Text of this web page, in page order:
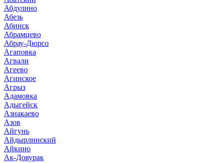
Абдулино
Абезь
Абинск
Абрамцево
Абрау-Дюрсо
Агаповка
Агвали
Агеево
Агинское
Агрыз
Адамовка
Адыгейск
Азнакаево
Азов
Айгунь
Айдырлинский
Айкино
Ак-Довурак